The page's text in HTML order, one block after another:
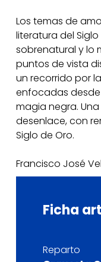
Los temas de
literatura del
sobrenatural y lo
puntos de vista
un recorrido por
enfocadas
magia negra.
desenlace, con
Siglo de Oro.
Francisco José
Ficha
Reparto